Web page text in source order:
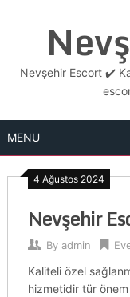
Nevşehir Escort ✔️
MENU
4 Ağustos 2024
Nevşehir
By admin
Kaliteli özel
hizmetidir tür